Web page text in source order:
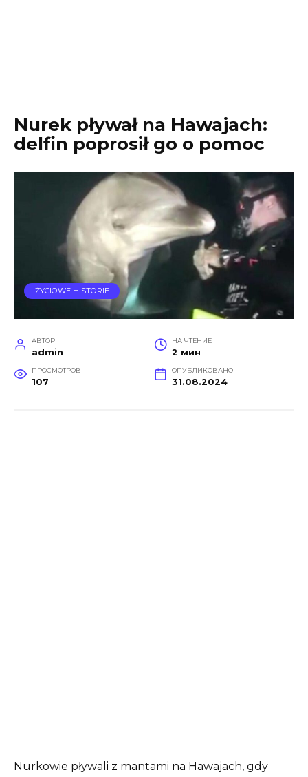
Nurek pływał na Hawajach:
delfin poprosił go o pomoc
ŻYCIOWE HISTORIE
АВТОР
admin
НА ЧТЕНИЕ
2 мин
ПРОСМОТРОВ
107
ОПУБЛИКОВАНО
31.08.2024
Nurkowie pływali z mantami na Hawajach, gdy